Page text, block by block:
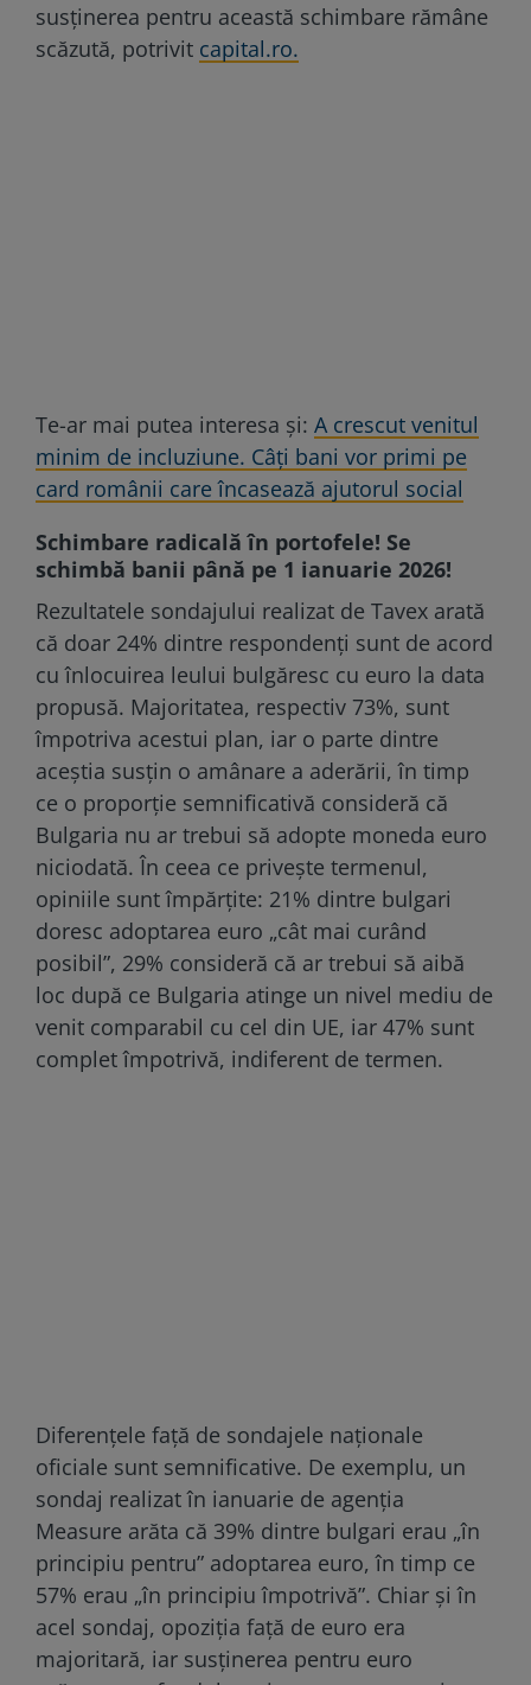
susținerea pentru această schimbare rămâne
scăzută, potrivit capital.ro.
Te-ar mai putea interesa și: A crescut venitul
minim de incluziune. Câţi bani vor primi pe
card românii care încasează ajutorul social
Schimbare radicală în portofele! Se
schimbă banii până pe 1 ianuarie 2026!
Rezultatele sondajului realizat de Tavex arată
că doar 24% dintre respondenți sunt de acord
cu înlocuirea leului bulgăresc cu euro la data
propusă. Majoritatea, respectiv 73%, sunt
împotriva acestui plan, iar o parte dintre
aceștia susțin o amânare a aderării, în timp
ce o proporție semnificativă consideră că
Bulgaria nu ar trebui să adopte moneda euro
niciodată. În ceea ce privește termenul,
opiniile sunt împărțite: 21% dintre bulgari
doresc adoptarea euro „cât mai curând
posibil”, 29% consideră că ar trebui să aibă
loc după ce Bulgaria atinge un nivel mediu de
venit comparabil cu cel din UE, iar 47% sunt
complet împotrivă, indiferent de termen.
Diferențele față de sondajele naționale
oficiale sunt semnificative. De exemplu, un
sondaj realizat în ianuarie de agenția
Measure arăta că 39% dintre bulgari erau „în
principiu pentru” adoptarea euro, în timp ce
57% erau „în principiu împotrivă”. Chiar și în
acel sondaj, opoziția față de euro era
majoritară, iar susținerea pentru euro